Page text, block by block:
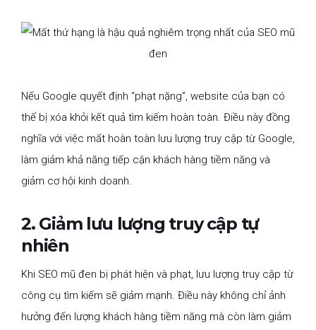
Nếu Google quyết định “phạt nặng”, website của bạn có
thể bị xóa khỏi kết quả tìm kiếm hoàn toàn. Điều này đồng
nghĩa với việc mất hoàn toàn lưu lượng truy cập từ Google,
làm giảm khả năng tiếp cận khách hàng tiềm năng và
giảm cơ hội kinh doanh.
2. Giảm lưu lượng truy cập tự
nhiên
Khi SEO mũ đen bị phát hiện và phạt, lưu lượng truy cập từ
công cụ tìm kiếm sẽ giảm mạnh. Điều này không chỉ ảnh
hưởng đến lượng khách hàng tiềm năng mà còn làm giảm